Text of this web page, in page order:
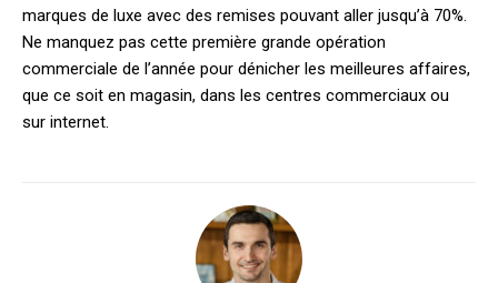
marques de luxe avec des remises pouvant aller jusqu’à 70%.
Ne manquez pas cette première grande opération
commerciale de l’année pour dénicher les meilleures affaires,
que ce soit en magasin, dans les centres commerciaux ou
sur internet.